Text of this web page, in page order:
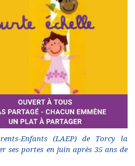
Enfants (LAEP) de Torcy la
ses portes en juin après 35 ans de